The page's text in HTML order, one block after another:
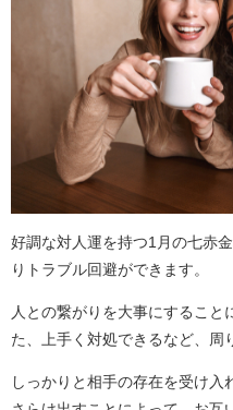
好調な対人運を持つ1月の七赤
りトラブル回避ができます。
人との繋がりを大事にすること
た、上手く対処できるなど、周
しっかりと相手の存在を受け入